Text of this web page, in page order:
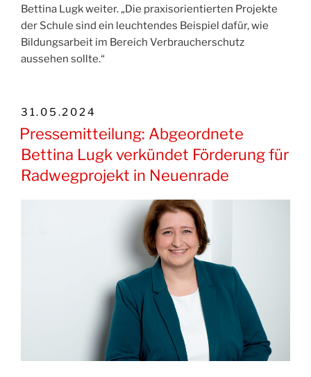
Bettina Lugk weiter. „Die praxisorientierten Projekte
der Schule sind ein leuchtendes Beispiel dafür, wie
Bildungsarbeit im Bereich Verbraucherschutz
aussehen sollte.“
VERÖFFENTLICHT
AM
31.05.2024
Pressemitteilung: Abgeordnete
Bettina Lugk verkündet Förderung für
Radwegprojekt in Neuenrade